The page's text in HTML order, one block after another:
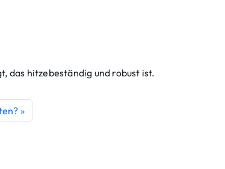
das hitzebeständig und robust ist.